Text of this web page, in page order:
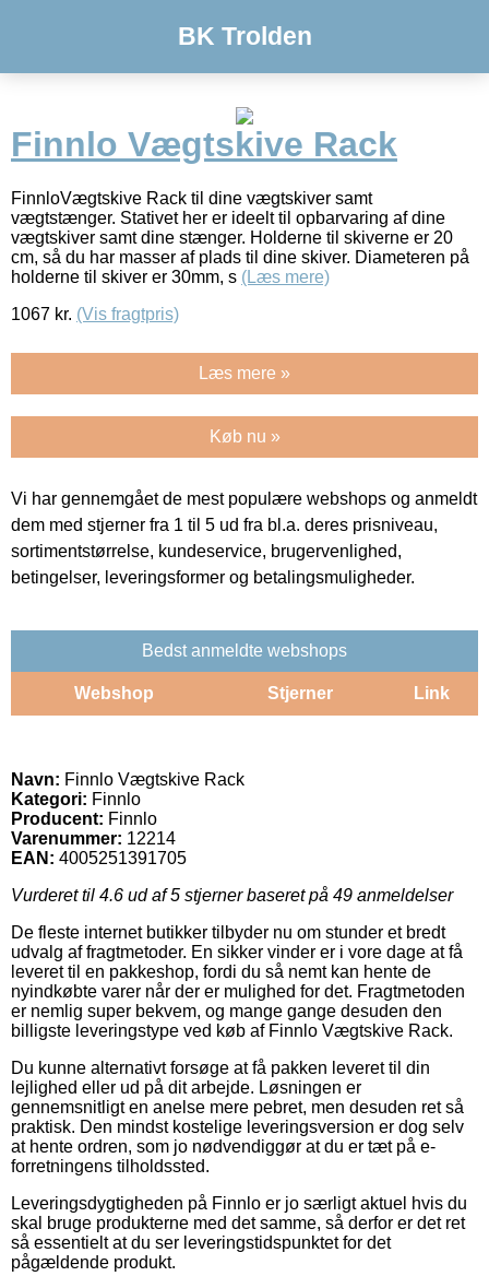
BK Trolden
Finnlo Vægtskive Rack
FinnloVægtskive Rack til dine vægtskiver samt
vægtstænger. Stativet her er ideelt til opbarvaring af dine
vægtskiver samt dine stænger. Holderne til skiverne er 20
cm, så du har masser af plads til dine skiver. Diameteren på
holderne til skiver er 30mm, s (Læs mere)
1067 kr. (Vis fragtpris)
Læs mere »
Køb nu »
Vi har gennemgået de mest populære webshops og anmeldt
dem med stjerner fra 1 til 5 ud fra bl.a. deres prisniveau,
sortimentstørrelse, kundeservice, brugervenlighed,
betingelser, leveringsformer og betalingsmuligheder.
Bedst anmeldte webshops
Webshop Stjerner Link
Navn: Finnlo Vægtskive Rack
Kategori: Finnlo
Producent: Finnlo
Varenummer: 12214
EAN: 4005251391705
Vurderet til 4.6 ud af 5 stjerner baseret på 49 anmeldelser
De fleste internet butikker tilbyder nu om stunder et bredt
udvalg af fragtmetoder. En sikker vinder er i vore dage at få
leveret til en pakkeshop, fordi du så nemt kan hente de
nyindkøbte varer når der er mulighed for det. Fragtmetoden
er nemlig super bekvem, og mange gange desuden den
billigste leveringstype ved køb af Finnlo Vægtskive Rack.
Du kunne alternativt forsøge at få pakken leveret til din
lejlighed eller ud på dit arbejde. Løsningen er
gennemsnitligt en anelse mere pebret, men desuden ret så
praktisk. Den mindst kostelige leveringsversion er dog selv
at hente ordren, som jo nødvendiggør at du er tæt på e-
forretningens tilholdssted.
Leveringsdygtigheden på Finnlo er jo særligt aktuel hvis du
skal bruge produkterne med det samme, så derfor er det ret
så essentielt at du ser leveringstidspunktet for det
pågældende produkt.